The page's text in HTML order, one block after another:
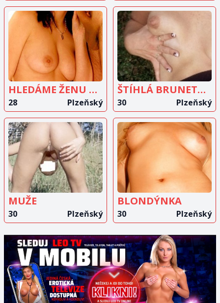
ZOBRAZIT
INZERÁT
HLEDÁME ŽENU DO TROJKY
28 Plzeňský
ZOBRAZIT
INZERÁT
ŠTÍHLÁ BRUNETKA HLEDÁ MILENCE
30 Plzeňský
ZOBRAZIT
INZERÁT
MUŽE
30 Plzeňský
ZOBRAZIT
INZERÁT
BLONDÝNKA
30 Plzeňský